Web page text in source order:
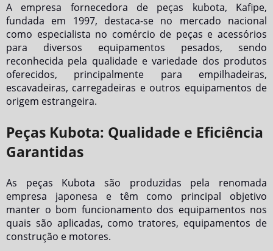
A empresa fornecedora de peças kubota, Kafipe,
fundada em 1997, destaca-se no mercado nacional
como especialista no comércio de peças e acessórios
para diversos equipamentos pesados, sendo
reconhecida pela qualidade e variedade dos produtos
oferecidos, principalmente para empilhadeiras,
escavadeiras, carregadeiras e outros equipamentos de
origem estrangeira.
Peças Kubota: Qualidade e Eficiência
Garantidas
As peças Kubota são produzidas pela renomada
empresa japonesa e têm como principal objetivo
manter o bom funcionamento dos equipamentos nos
quais são aplicadas, como tratores, equipamentos de
construção e motores.